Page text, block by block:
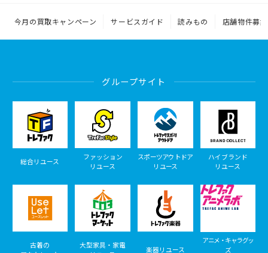
今月の買取キャンペーン サービスガイド 読みもの 店舗物件募集
グループサイト
総合リユース
ファッション
リユース
スポーツアウトドア
リユース
ハイブランド
リユース
古着の
大型家具・家電
楽器リユース
アニメ・キャラグッ
ズ